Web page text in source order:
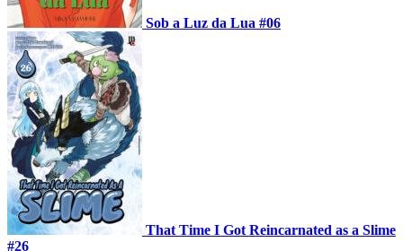
Sob a Luz da Lua #06
That Time I Got Reincarnated as a Slime
#26